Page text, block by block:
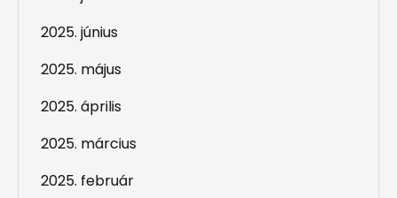
2025. június
2025. május
2025. április
2025. március
2025. február